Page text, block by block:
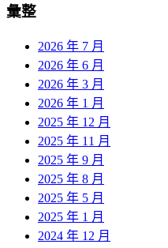
彙整
2026 年 7 月
2026 年 6 月
2026 年 3 月
2026 年 1 月
2025 年 12 月
2025 年 11 月
2025 年 9 月
2025 年 8 月
2025 年 5 月
2025 年 1 月
2024 年 12 月